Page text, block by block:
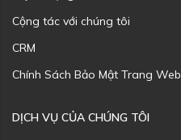
Cộng tác với chúng tôi
CRM
Chính Sách Bảo Mật Trang Web
DỊCH VỤ CỦA CHÚNG TÔI